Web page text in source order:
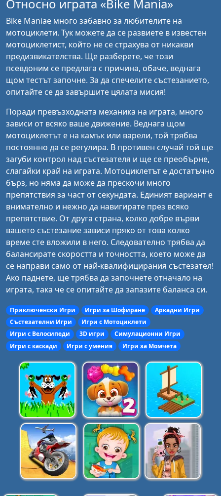
Относно играта «Bike Mania»
Bike Maniaе много забавно за любителите на
мотоциклети. Тук можете да се развиете в известен
мотоциклетист, който не се страхува от никакви
предизвикателства. Ще разберете, че този
псевдоним се предлага с причина, обаче, веднага
щом тестът започне. За да спечелите състезанието,
опитайте се да завършите цялата мисия!
Поради превъзходната механика на играта, много
зависи от всяко ваше движение. Веднага щом
мотоциклетът е на камък или варели, той трябва
постоянно да се регулира. В противен случай той ще
загуби контрол над състезателя и ще се преобърне,
слагайки край на играта. Мотоциклетът е достатъчно
бърз, но няма да може да прескочи много
препятствия за част от секундата. Единият вариант е
внимателно и нежно да навигирате през всяко
препятствие. От друга страна, колко добре върви
вашето състезание зависи пряко от това колко
време сте вложили в него. Следователно трябва да
балансирате скоростта и точността, което може да
се направи само от най-квалифицирания състезател!
Ако паднете, ще трябва да започнете отначало на
играта, така че се опитайте да запазите баланса си.
Приключенски Игри Игри за Шофиране
Аркадни Игри
Състезателни Игри
Игри с Мотоциклети
Игри с Велосипеди
3D игри
Симулационни Игри
Игри с каскади
Игри с умения Игри за Момчета